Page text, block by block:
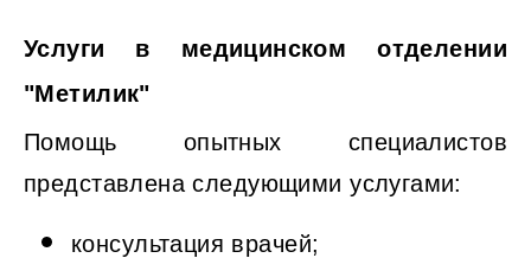
Услуги в медицинском отделении
"Метилик"
Помощь опытных специалистов
представлена следующими услугами:
консультация врачей;